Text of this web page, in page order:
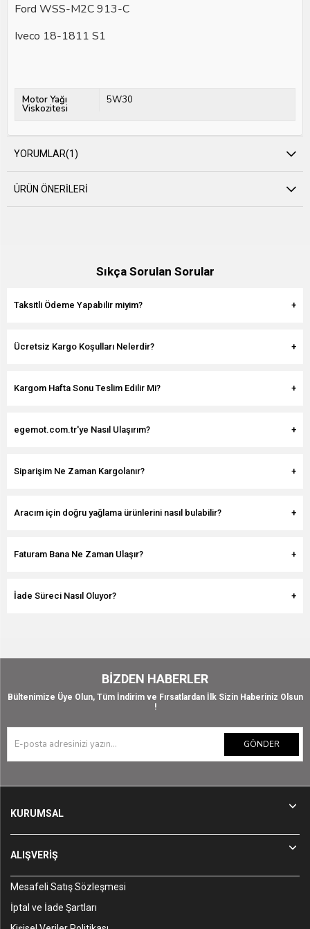
Ford WSS-M2C 913-C
Iveco 18-1811 S1
Motor Yağı
Viskozitesi
5W30
YORUMLAR(1)
ÜRÜN ÖNERILERI
Sıkça Sorulan Sorular
Taksitli Ödeme Yapabilir miyim?
Ücretsiz Kargo Koşulları Nelerdir?
Kargom Hafta Sonu Teslim Edilir Mi?
egemot.com.tr'ye Nasıl Ulaşırım?
Siparişim Ne Zaman Kargolanır?
Aracım için doğru yağlama ürünlerini nasıl bulabilir?
Faturam Bana Ne Zaman Ulaşır?
İade Süreci Nasıl Oluyor?
BIZDEN HABERLER
Bültenimize Üye Olun, Tüm İndirim ve Fırsatlardan İlk Sizin Haberiniz Olsun
!
GÖNDER
KURUMSAL
ALIŞVERİŞ
Mesafeli Satış Sözleşmesi
İptal ve İade Şartları